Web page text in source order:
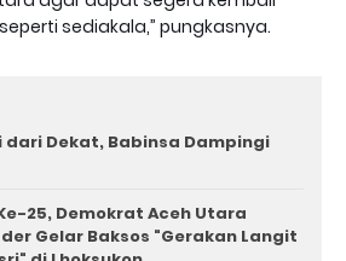
sediakala,” pungkasnya.
dari Dekat, Babinsa Dampingi
25, Demokrat Aceh Utara
Gelar Baksos "Gerakan Langit